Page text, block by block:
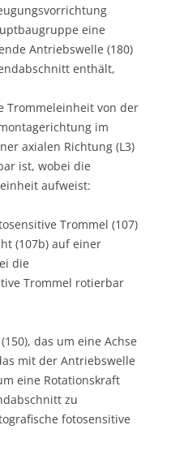
eine
Antriebswelle (180)
enthält,
Trommeleinheit von der
im
axialen Richtung (L3)
ist, wobei die
aufweist:
Trommel (107)
(107b) auf einer
die
Trommel rotierbar
das um eine Achse
mit der Antriebswelle
eine Rotationskraft
zu
fotosensitive